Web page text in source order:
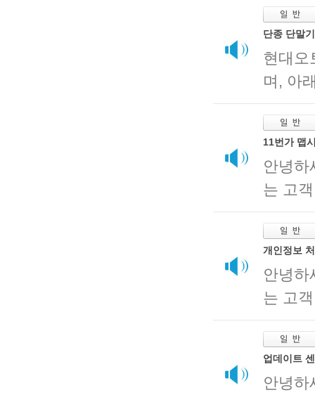
단종 단말
현대오
며, 아
11번가 맵
안녕하
는 고
개인정보
안녕하
는 고
업데이트
안녕하